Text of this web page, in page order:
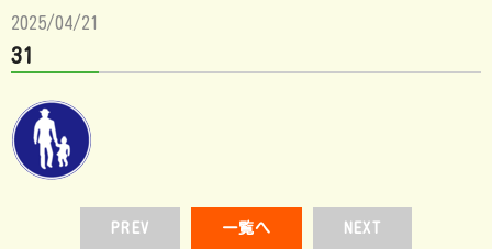
2025/04/21
31
PREV 一覧へ NEXT